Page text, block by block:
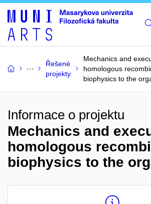
Řešené
projekty
Mechanics and
homologous
biophysics to the
Informace o projektu
Mechanics and
homologous
biophysics to the